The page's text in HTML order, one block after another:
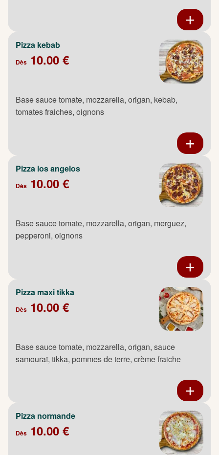
Pizza kebab
Dès 10.00 €
Base sauce tomate, mozzarella, origan, kebab,
tomates fraiches, oignons
Pizza los angelos
Dès 10.00 €
Base sauce tomate, mozzarella, origan, merguez,
pepperoni, oignons
Pizza maxi tikka
Dès 10.00 €
Base sauce tomate, mozzarella, origan, sauce
samouraï, tikka, pommes de terre, crème fraiche
Pizza normande
Dès 10.00 €